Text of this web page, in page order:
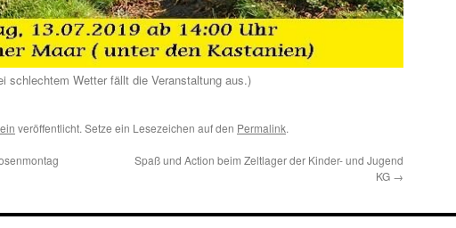
schlechtem Wetter fällt die Veranstaltung aus.)
veröffentlicht. Setze ein Lesezeichen auf den Permalink.
Spaß und Action beim Zeltlager der Kinder- und Jugend
KG →